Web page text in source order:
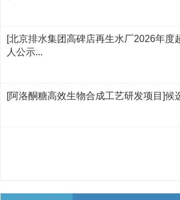
[北京排水集团高碑店再生水厂2026年
人公示...
[阿洛酮糖高效生物合成工艺研发项目]候